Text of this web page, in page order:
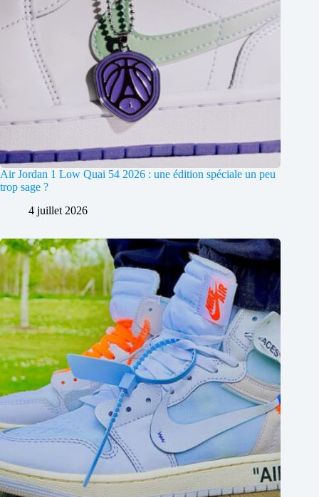
Air Jordan 1 Low Quai 54 2026 : une édition spéciale un peu
trop sage ?
4 juillet 2026